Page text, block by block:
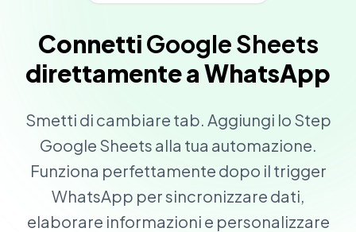
ConnettiGoogle Sheets
direttamente a WhatsApp
Smetti di cambiare tab. Aggiungi lo Step
Google Sheets alla tua automazione.
Funziona perfettamente dopo il trigger
WhatsApp per sincronizzare dati,
elaborare informazioni e personalizzare